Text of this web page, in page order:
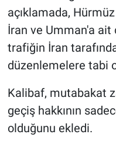
açıklamada,
İran ve Umman'a ait
trafiğin İran
düzenlemelere tabi
Kalibaf, mutabakat
geçiş hakkının
olduğunu ekledi.